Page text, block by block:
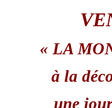
« LA
à la
une